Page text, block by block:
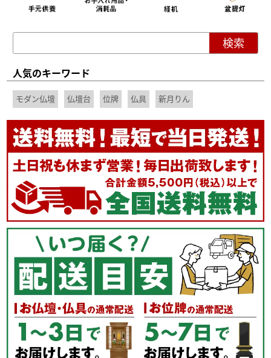
人気のキーワード
モダン仏壇 仏壇台 位牌 仏具 新月りん